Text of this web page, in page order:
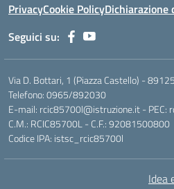
PrivacyCookie Policy
Seguici su:
Via D. Bottari, 1 (Piazza Castello) -
Telefono: 0965/892030
E-mail: rcic85700l@istruzione.it - PEC:
C.M.: RCIC85700L - C.F.: 92081500800
Codice IPA: istsc_rcic85700l
Idea